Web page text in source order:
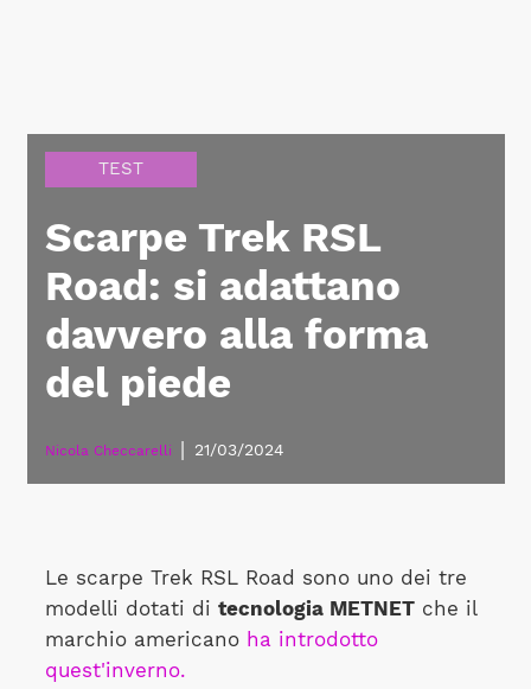
TEST
Scarpe Trek RSL
Road: si adattano
davvero alla forma
del piede
Nicola Checcarelli 21/03/2024
Le scarpe Trek RSL Road sono uno dei tre
modelli dotati di tecnologia METNETche il
marchio americano ha introdotto
quest'inverno.